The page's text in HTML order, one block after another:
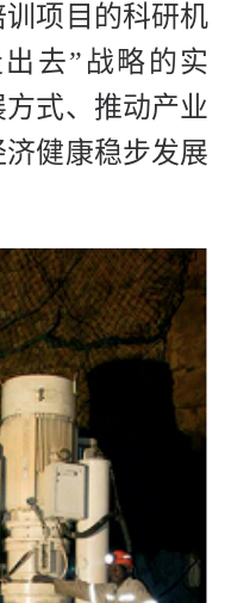
项目的科研机
去”战略的实
式、推动产业
健康稳步发展